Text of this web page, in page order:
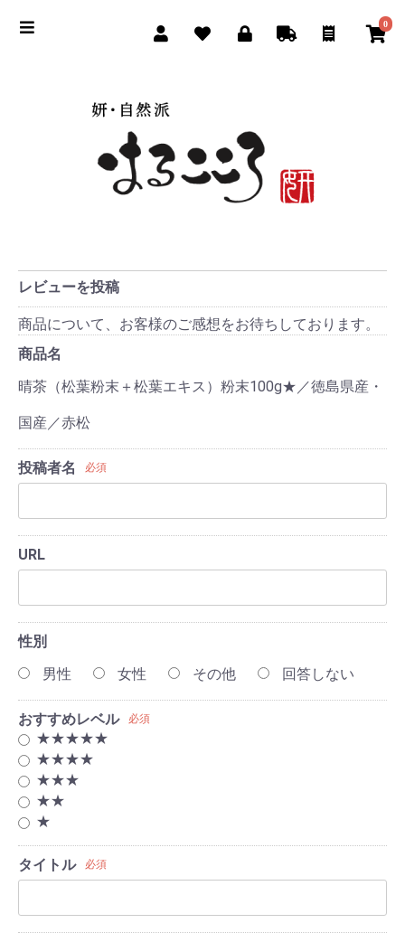
0
レビューを投稿
商品について、お客様のご感想をお待ちしております。
商品名
晴茶（松葉粉末＋松葉エキス）粉末100g★／徳島県産・
国産／赤松
投稿者名 必須
URL
性別
男性
女性 その他 回答しない
おすすめレベル 必須
★★★★★
★★★★
★★★
★★
★
タイトル 必須